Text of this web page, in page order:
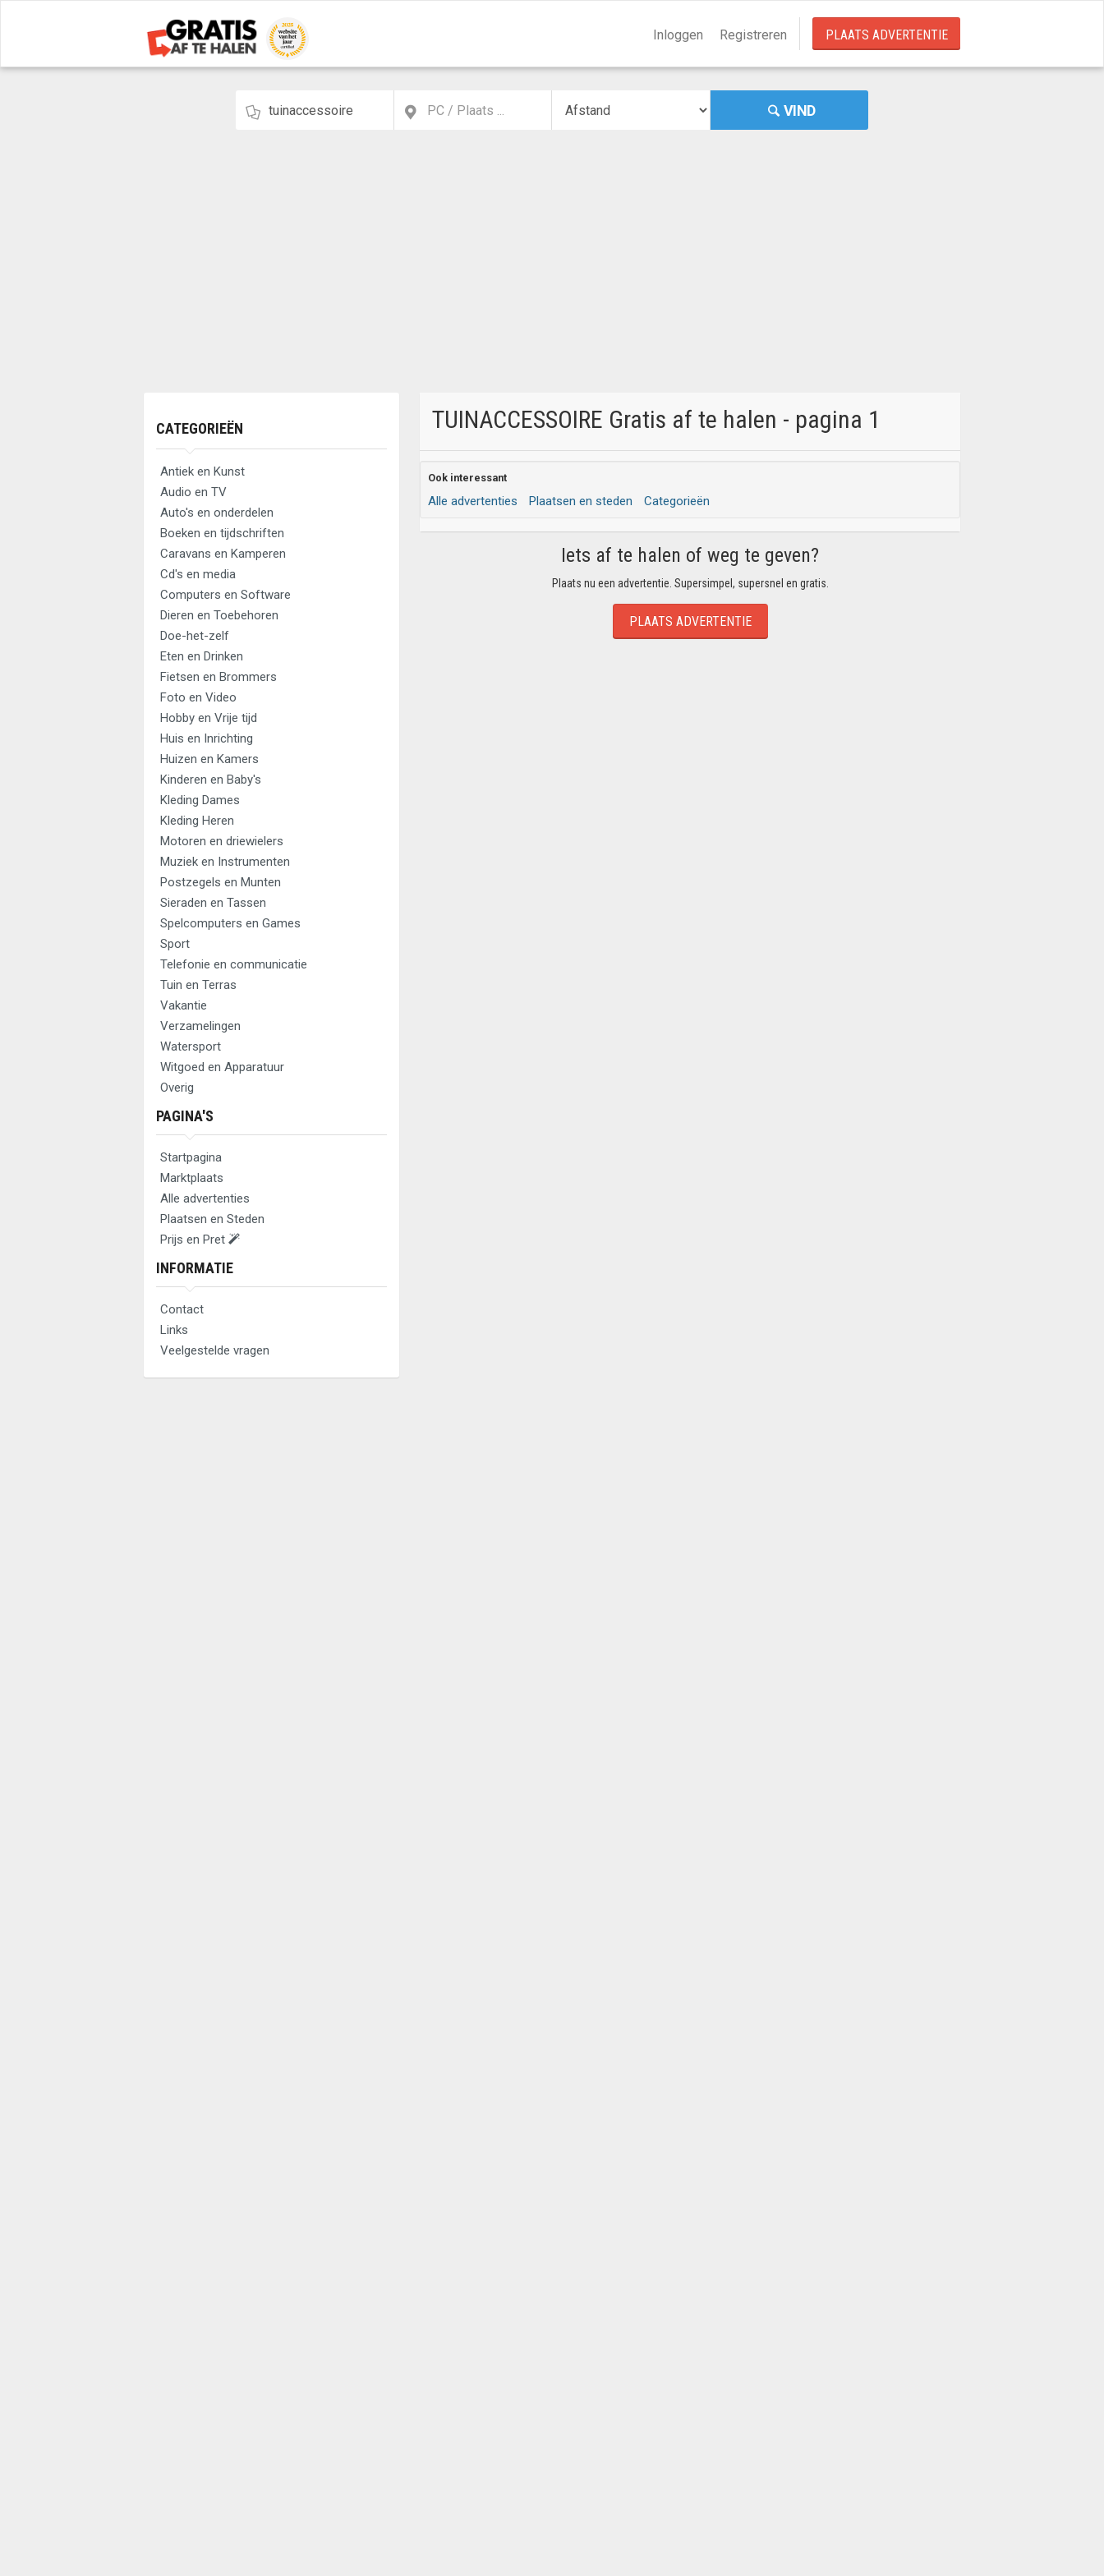
Inloggen Registreren PLAATS ADVERTENTIE
VIND
CATEGORIEËN
Antiek en Kunst
Audio en TV
Auto's en onderdelen
Boeken en tijdschriften
Caravans en Kamperen
Cd's en media
Computers en Software
Dieren en Toebehoren
Doe-het-zelf
Eten en Drinken
Fietsen en Brommers
Foto en Video
Hobby en Vrije tijd
Huis en Inrichting
Huizen en Kamers
Kinderen en Baby's
Kleding Dames
Kleding Heren
Motoren en driewielers
Muziek en Instrumenten
Postzegels en Munten
Sieraden en Tassen
Spelcomputers en Games
Sport
Telefonie en communicatie
Tuin en Terras
Vakantie
Verzamelingen
Watersport
Witgoed en Apparatuur
Overig
PAGINA'S
Startpagina
Marktplaats
Alle advertenties
Plaatsen en Steden
Prijs en Pret
INFORMATIE
Contact
Links
Veelgestelde vragen
TUINACCESSOIRE Gratis af te halen - pagina 1
Ook interessant
Alle advertenties Plaatsen en steden Categorieën
Iets af te halen of weg te geven?
Plaats nu een advertentie. Supersimpel, supersnel en gratis.
PLAATS ADVERTENTIE